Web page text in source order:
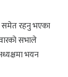
समेत रहनु भएका
सभाले
भयन